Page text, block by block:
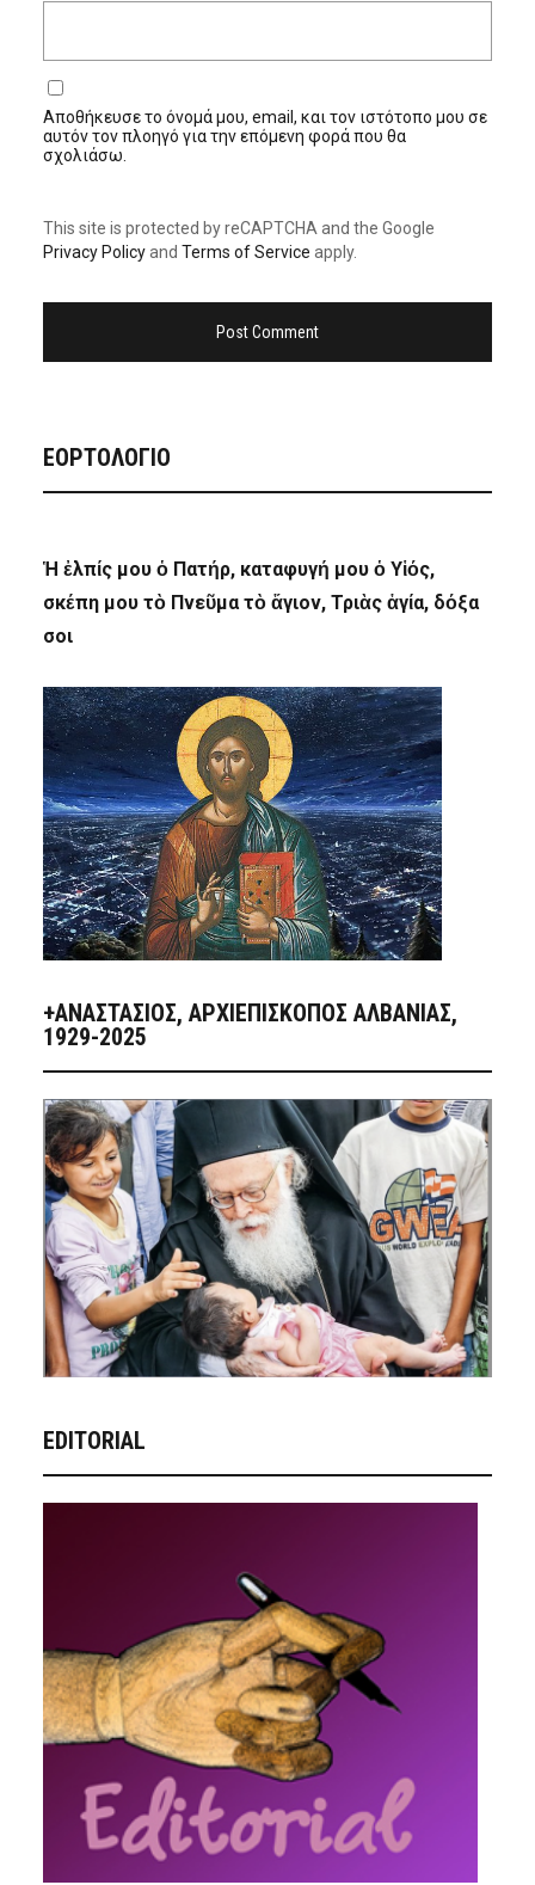
Αποθήκευσε το όνομά μου, email, και τον ιστότοπο μου σε
αυτόν τον πλοηγό για την επόμενη φορά που θα
σχολιάσω.
This site is protected by reCAPTCHA and the Google
Privacy Policyand Terms of Service apply.
ΕΟΡΤΟΛΟΓΙΟ
Ἡ ἐλπίς μου ὁ Πατήρ, καταφυγή μου ὁ Υἱός,
σκέπη μου τὸ Πνεῦμα τὸ ἅγιον, Τριὰς ἁγία, δόξα
σοι
+ΑΝΑΣΤΆΣΙΟΣ, ΑΡΧΙΕΠΊΣΚΟΠΟΣ ΑΛΒΑΝΊΑΣ,
1929-2025
EDITORIAL